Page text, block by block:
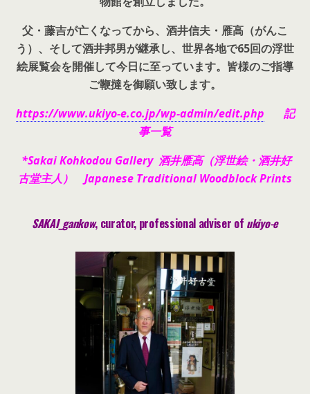
父・藤吉が亡くなってから、酒井信夫・雁高（がんこ
う）、そして酒井邦男が継承し、世界各地で65回の浮世
絵展覧会を開催して今日に至っています。皆様のご指導
ご鞭撻を御願い致します。
https://www.ukiyo-e.co.jp/wp-admin/edit.php 記
事一覧
*Sakai Kohkodou Gallery 酒井雁高（浮世絵・酒井好
古堂主人） Japanese Traditional Woodblock Prints
SAKAI_gankow, curator, professional adviser of ukiyo-e